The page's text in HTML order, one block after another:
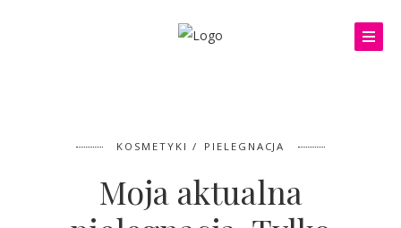
KOSMETYKI PIELEGNACJA
Moja aktualna